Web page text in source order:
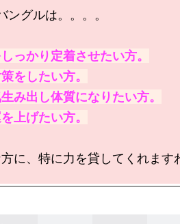
ングルは。。。。
っかり定着させたい方。
をしたい方。
み出し体質になりたい方。
上げたい方。
に、特に力を貸してくれます